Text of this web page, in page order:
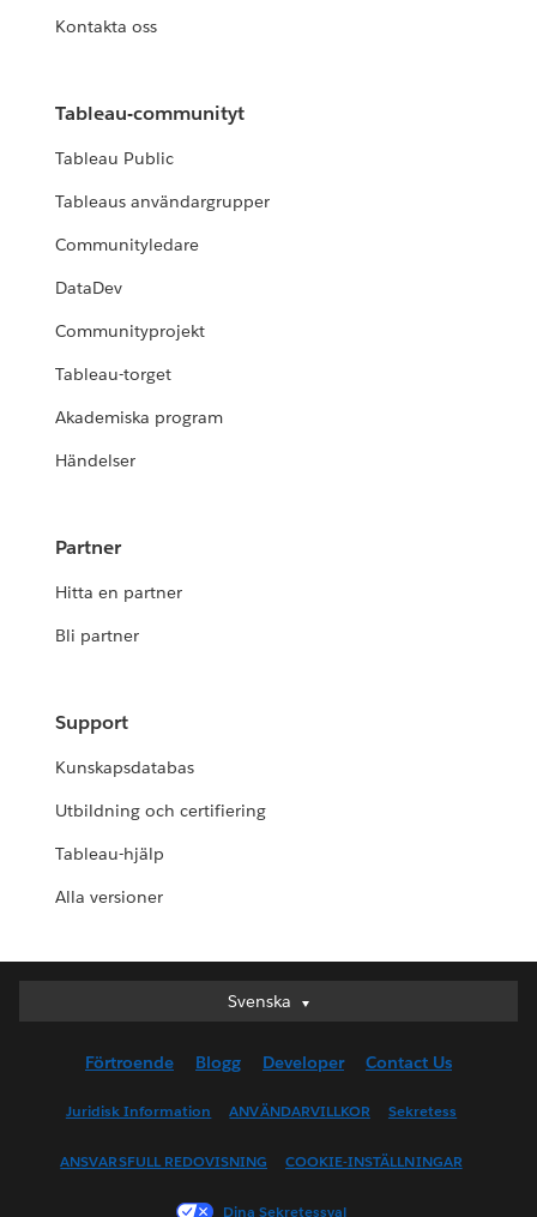
Kontakta oss
Tableau-communityt
Tableau Public
Tableaus användargrupper
Communityledare
DataDev
Communityprojekt
Tableau-torget
Akademiska program
Händelser
Partner
Hitta en partner
Bli partner
Support
Kunskapsdatabas
Utbildning och certifiering
Tableau-hjälp
Alla versioner
Svenska
Svenska
English (UK)
English (US)
Français (Canada)
Français (France)
Förtroende Blogg Developer Contact Us
Juridisk Information ANVÄNDARVILLKOR Sekretess
ANSVARSFULL REDOVISNING COOKIE-INSTÄLLNINGAR
Dina Sekretessval